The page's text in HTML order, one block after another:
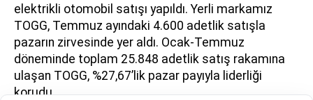
elektrikli otomobil satışı yapıldı. Yerli markamız
TOGG, Temmuz ayındaki 4.600 adetlik satışla
pazarın zirvesinde yer aldı. Ocak-Temmuz
döneminde toplam 25.848 adetlik satış rakamına
ulaşan TOGG, %27,67’lik pazar payıyla liderliği
korudu.